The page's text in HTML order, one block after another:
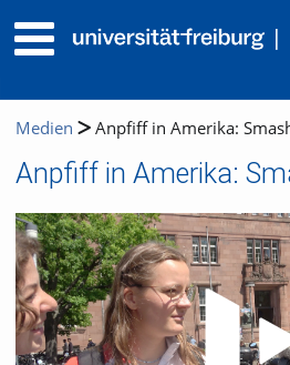
Medien Anpfiff in Amerika:
Anpfiff in Amerika: